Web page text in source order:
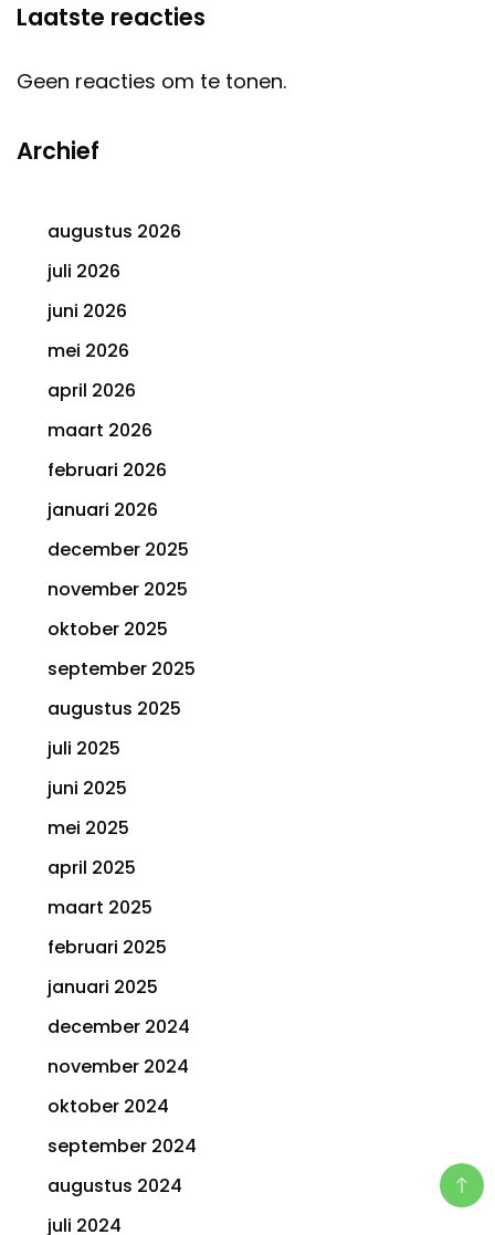
Laatste reacties
Geen reacties om te tonen.
Archief
augustus 2026
juli 2026
juni 2026
mei 2026
april 2026
maart 2026
februari 2026
januari 2026
december 2025
november 2025
oktober 2025
september 2025
augustus 2025
juli 2025
juni 2025
mei 2025
april 2025
maart 2025
februari 2025
januari 2025
december 2024
november 2024
oktober 2024
september 2024
augustus 2024
juli 2024